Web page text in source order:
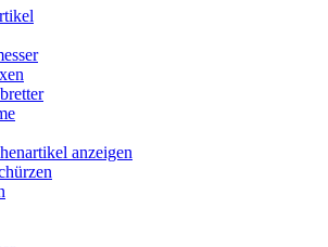
anzeigen